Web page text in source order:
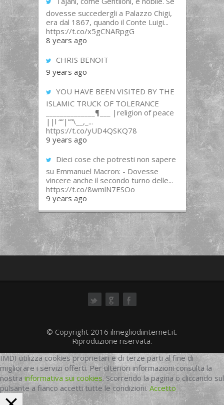
dovesse succedergli a Palazzo Chigi,
era dal 1867, quando il Conte Luigi...
https://t.co/x5gCNARpgG
8 years ago
CHRIS BENOIT
9 years ago
YOU HAVE BEEN VISITED BY THE
ISLAMIC TRUCK OF TOLERANCE
______________¶___ |religion of peace
||l “”|””\__,_...
https://t.co/yUD4QSKQ78
9 years ago
Dieci cose che potresti non sapere
su Emmanuel Macron: - Dovesse
vincere anche il secondo turno delle...
https://t.co/8wmlN7ESOo
9 years ago
© Copyright 2016 ilmegliodiinternet.it.
Riproduzione riservata.
IMDI utilizza cookies proprietari e di terze parti al fine di
migliorare i servizi offerti. Per ulteriori informazioni consulta la
nostrainformativa sui cookies. Scorrendo la pagina o cliccando sul
pulsante a fianco accetti tutte le condizioni. Accetto